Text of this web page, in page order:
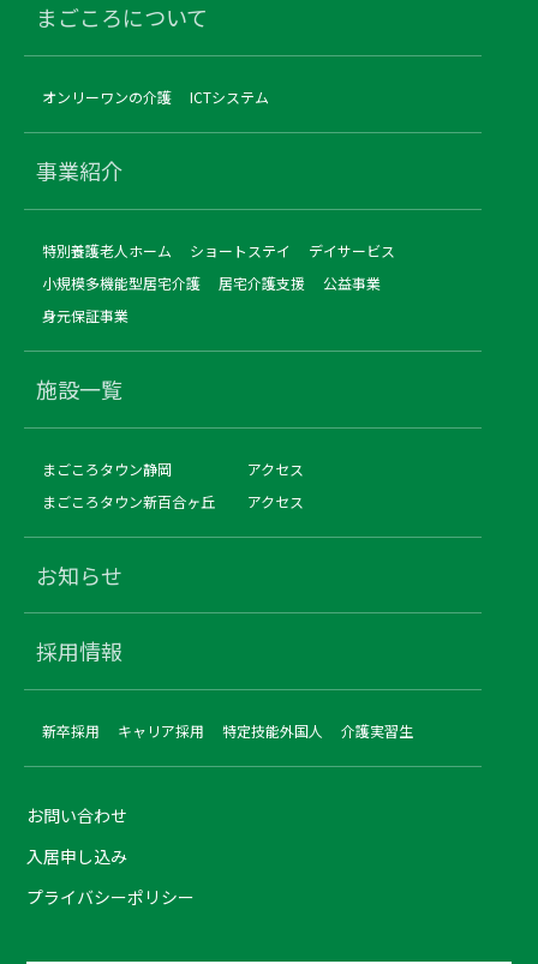
まごころについて
オンリーワンの介護 ICTシステム
事業紹介
特別養護老人ホーム ショートステイ
デイサービス
小規模多機能型居宅介護
居宅介護支援
公益事業
身元保証事業
施設一覧
まごころタウン静岡
アクセス
まごころタウン新百合ヶ丘
アクセス
お知らせ
採用情報
新卒採用 キャリア採用 特定技能外国人 介護実習生
お問い合わせ
入居申し込み
プライバシーポリシー